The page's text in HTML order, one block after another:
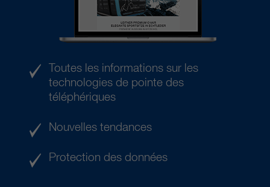
Toutes les informations sur les
technologies de pointe des
téléphériques
Nouvelles tendances
Protection des données